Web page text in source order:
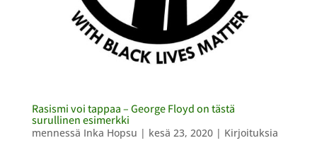
Rasismi voi tappaa – George Floyd on tästä
surullinen esimerkki
mennessä Inka Hopsu | kesä 23, 2020| Kirjoituksia